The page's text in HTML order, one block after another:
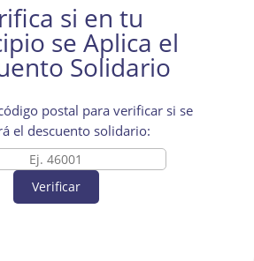
si en tu
se Aplica el
Solidario
postal para verificar si se
el descuento solidario:
Verificar